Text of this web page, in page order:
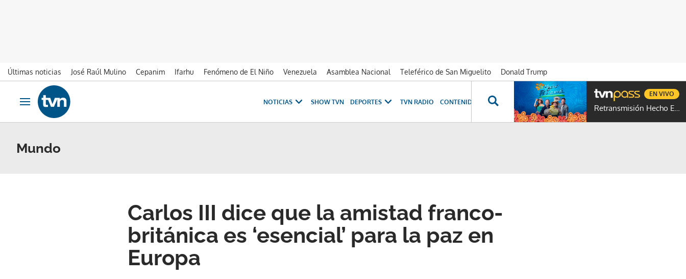
Últimas noticias José Raúl Mulino Cepanim Ifarhu Fenómeno de El Niño Venezuela Asamblea Nacional Teleférico de San Miguelito
Donald Trump
Ir al contenido
Obrir navegació
NOTICIAS SHOW TVN DEPORTES TVN RADIO CONTENIDOS ESPECIALES NOVELAS PROGRAMAS GENTE TVN
Retransmisión Hecho En Panamá
EN VIVO
Mundo
Carlos III dice que la amistad franco-
británica es ‘esencial’ para la paz en
Europa